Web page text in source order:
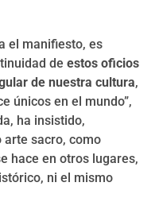
el manifiesto, es
de estos oficios
de nuestra cultura,
únicos en el mundo”,
ha insistido,
arte sacro, como
hace en otros lugares,
ni el mismo